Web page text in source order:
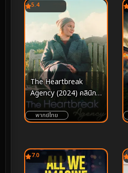
5.4
The Heartbreak
Agency (2024) คลินิก
บำบัดไข้ใจ
พากย์ไทย
7.0